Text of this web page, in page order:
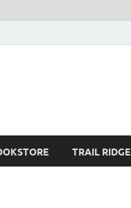
TRAIL RIDGE